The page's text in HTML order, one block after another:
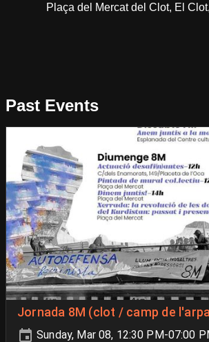
Plaça del Mercat del Clot, El
Past Events
Jornada 8M (clot / camp de
Sunday, Mar 08, 12:30 PM-07:00